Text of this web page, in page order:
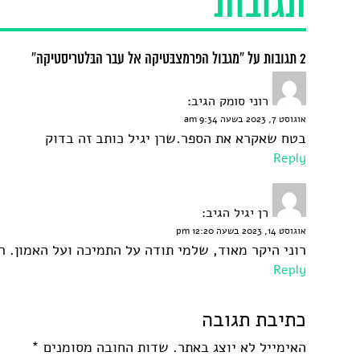
2 תגובות על “מגבול הפרמצבּטיקה אל עבר הבּלטריסטיקה”
רוני סומק הגיב:
אוגוסט 7, 2023 בשעה 9:34 am
בטח שאקרא את הספר.שרן יגיל כותב זה בדוק
Reply
רן יגיל הגיב:
אוגוסט 14, 2023 בשעה 12:20 pm
רוני היקר מאוד, שלמי תודה על התמיכה ועל האמון.
Reply
כתיבת תגובה
האימייל לא יוצג באתר. שדות החובה מסומנים *